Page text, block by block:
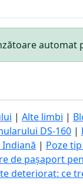
automat
| Alte limbi |
DS-160 |
| Poze
de pașaport
deteriorat: ce